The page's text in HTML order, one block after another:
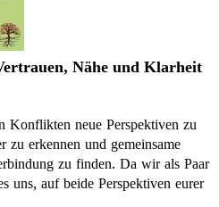
Nähe und Klarheit
Konflikten neue Perspektiven zu
zu erkennen und gemeinsame
zu finden. Da wir als Paar
uns, auf beide Perspektiven eurer